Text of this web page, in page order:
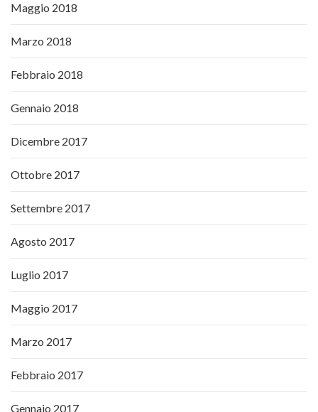
Maggio 2018
Marzo 2018
Febbraio 2018
Gennaio 2018
Dicembre 2017
Ottobre 2017
Settembre 2017
Agosto 2017
Luglio 2017
Maggio 2017
Marzo 2017
Febbraio 2017
Gennaio 2017